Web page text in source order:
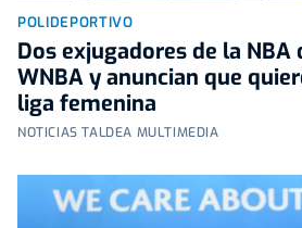
POLIDEPORTIVO
Dos exjugadores de la NBA
WNBA y anuncian que
liga femenina
NOTICIAS TALDEA MULTIMEDIA